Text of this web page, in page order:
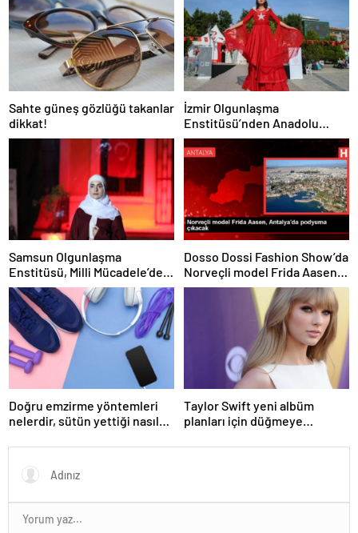
Sahte güneş gözlüğü takanlar
dikkat!
İzmir Olgunlaşma
Enstitüsü’nden Anadolu
Selçuklu döneminden
Cumhuriyete defilesi
Samsun Olgunlaşma
Enstitüsü, Milli Mücadele’de
23 kadın kahramanın
kıyafetlerini defilede
sergiledi
Dosso Dossi Fashion Show’da
Norveçli model Frida Aasen
baş manken olacak
Doğru emzirme yöntemleri
nelerdir, sütün yettiği nasıl
Taylor Swift yeni albüm
planları için düğmeye
duyurdu!